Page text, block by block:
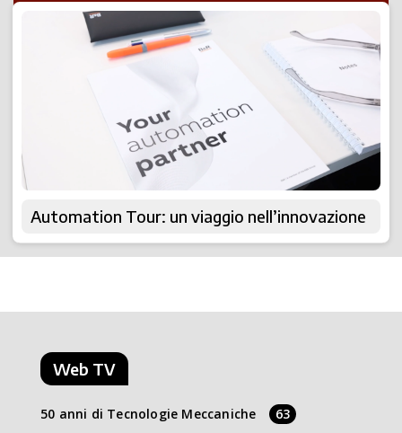
Automation Tour: un viaggio nell’innovazione
Web TV
50 anni di Tecnologie Meccaniche 63